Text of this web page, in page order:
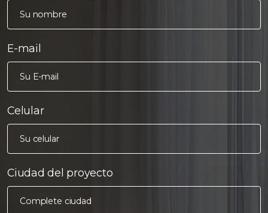
E-mail
Celular
Ciudad del proyecto